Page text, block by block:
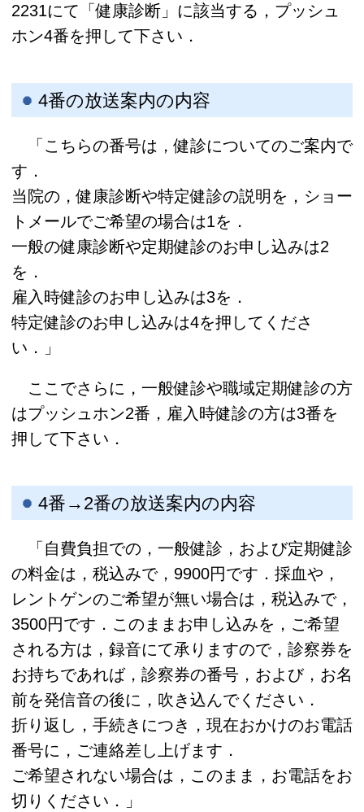
2231にて「健康診断」に該当する，プッシュ
ホン4番を押して下さい．
4番の放送案内の内容
「こちらの番号は，健診についてのご案内で
す．
当院の，健康診断や特定健診の説明を，ショー
トメールでご希望の場合は1を．
一般の健康診断や定期健診のお申し込みは2
を．
雇入時健診のお申し込みは3を．
特定健診のお申し込みは4を押してくださ
い．」
ここでさらに，一般健診や職域定期健診の方
はプッシュホン2番，雇入時健診の方は3番を
押して下さい．
4番→2番の放送案内の内容
「自費負担での，一般健診，および定期健診
の料金は，税込みで，9900円です．採血や，
レントゲンのご希望が無い場合は，税込みで，
3500円です．このままお申し込みを，ご希望
される方は，録音にて承りますので，診察券を
お持ちであれば，診察券の番号，および，お名
前を発信音の後に，吹き込んでください．
折り返し，手続きにつき，現在おかけのお電話
番号に，ご連絡差し上げます．
ご希望されない場合は，このまま，お電話をお
切りください．」